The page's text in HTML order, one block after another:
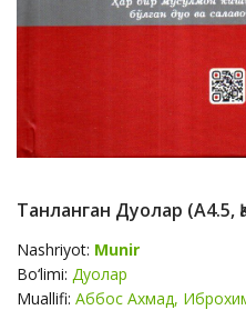
Танланган Дуолар (А4.5,
Nashriyot: Munir
Bo‘limi: Дуолар
Muallifi: Аббос Ахмад,